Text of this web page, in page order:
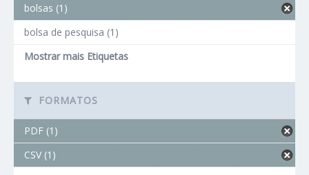
bolsas (1)
bolsa de pesquisa (1)
Mostrar mais Etiquetas
FORMATOS
PDF (1)
CSV (1)